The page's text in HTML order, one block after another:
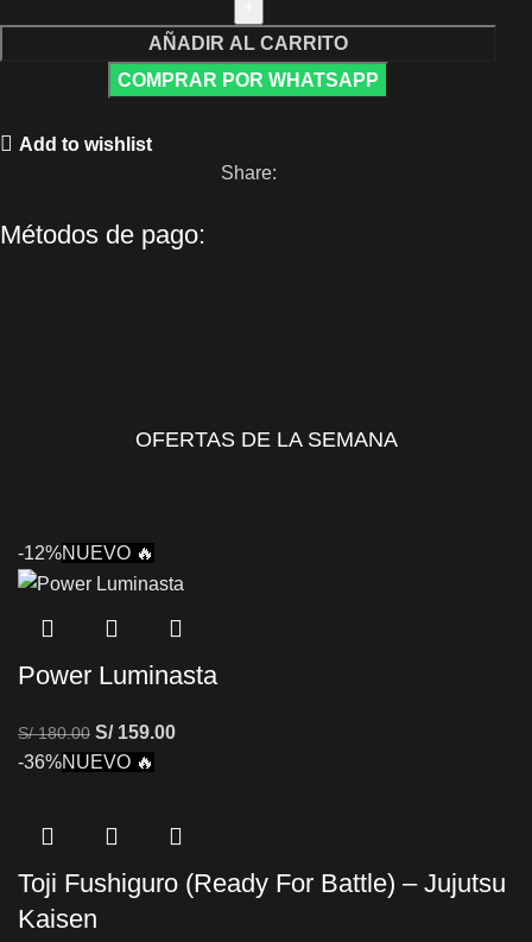
AÑADIR AL CARRITO
COMPRAR POR WHATSAPP
Add to wishlist
Share:
Métodos de pago:
OFERTAS DE LA SEMANA
-12%NUEVO 🔥
Power Luminasta
S/180.00 S/159.00
-36%NUEVO 🔥
Toji Fushiguro (Ready For Battle) – Jujutsu
Kaisen